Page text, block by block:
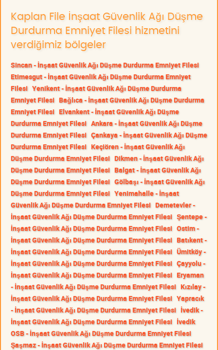
Kaplan File İnşaat Güvenlik Ağı Düşme
Durdurma Emniyet Filesi hizmetini
verdiğimiz bölgeler
Sincan - İnşaat Güvenlik Ağı Düşme Durdurma Emniyet Filesi
Etimesgut - İnşaat Güvenlik Ağı Düşme Durdurma Emniyet
Filesi Yenikent - İnşaat Güvenlik Ağı Düşme Durdurma
Emniyet Filesi Bağlıca - İnşaat Güvenlik Ağı Düşme Durdurma
Emniyet Filesi Elvankent - İnşaat Güvenlik Ağı Düşme
Durdurma Emniyet Filesi Ankara - İnşaat Güvenlik Ağı Düşme
Durdurma Emniyet Filesi Çankaya - İnşaat Güvenlik Ağı Düşme
Durdurma Emniyet Filesi Keçiören - İnşaat Güvenlik Ağı
Düşme Durdurma Emniyet Filesi Dikmen - İnşaat Güvenlik Ağı
Düşme Durdurma Emniyet Filesi Balgat - İnşaat Güvenlik Ağı
Düşme Durdurma Emniyet Filesi Gölbaşı - İnşaat Güvenlik Ağı
Düşme Durdurma Emniyet Filesi Yenimahalle - İnşaat
Güvenlik Ağı Düşme Durdurma Emniyet Filesi Demetevler -
İnşaat Güvenlik Ağı Düşme Durdurma Emniyet Filesi Şentepe -
İnşaat Güvenlik Ağı Düşme Durdurma Emniyet Filesi Ostim -
İnşaat Güvenlik Ağı Düşme Durdurma Emniyet Filesi Batıkent -
İnşaat Güvenlik Ağı Düşme Durdurma Emniyet Filesi Ümitköy -
İnşaat Güvenlik Ağı Düşme Durdurma Emniyet Filesi Çayyolu -
İnşaat Güvenlik Ağı Düşme Durdurma Emniyet Filesi Eryaman
- İnşaat Güvenlik Ağı Düşme Durdurma Emniyet Filesi Kızılay -
İnşaat Güvenlik Ağı Düşme Durdurma Emniyet Filesi Yapracık
- İnşaat Güvenlik Ağı Düşme Durdurma Emniyet Filesi İvedik -
İnşaat Güvenlik Ağı Düşme Durdurma Emniyet Filesi İvedik
OSB - İnşaat Güvenlik Ağı Düşme Durdurma Emniyet Filesi
Şaşmaz - İnşaat Güvenlik Ağı Düşme Durdurma Emniyet Filesi